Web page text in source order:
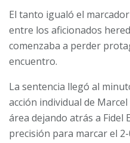
El tanto igualó el
entre los aficionados
comenzaba a perder
encuentro.
La sentencia llegó al
acción individual de
área dejando atrás a Fidel
precisión para marcar el